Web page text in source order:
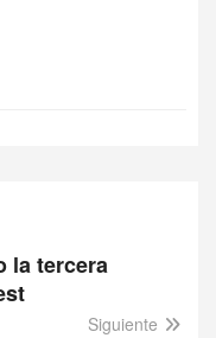
la tercera
Siguiente